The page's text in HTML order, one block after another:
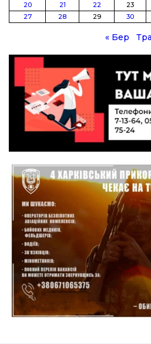
11:00 Музей, який був
10:49
19 лип
Інтелектуальні злети
історія успіху
10:40
Вірний присязі до
підтримайте петицію
«Герой України»
Олександру Бойку
20:34
17 лип
Кохання попри все: як
в реаліях 2026 року
13:52
15 лип
І волейбол, і хімія на
історія успіху
Анастасії Гонтар
13:27
15 лип
НБУ вводить нову
портретом
зміниться для наших
13:22
15 лип
Гаманець у шоці: які
подешевшали, а за що
20
21 22 23
27
28 29 30
« Бер